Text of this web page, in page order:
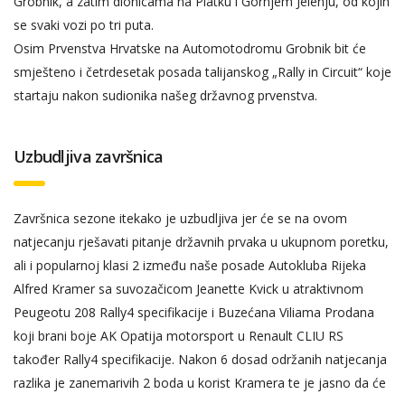
se svaki vozi po tri puta.
Osim Prvenstva Hrvatske na Automotodromu Grobnik bit će
smješteno i četrdesetak posada talijanskog „Rally in Circuit“ koje
startaju nakon sudionika našeg državnog prvenstva.
Uzbudljiva završnica
Završnica sezone itekako je uzbudljiva jer će se na ovom
natjecanju rješavati pitanje državnih prvaka u ukupnom poretku,
ali i popularnoj klasi 2 između naše posade Autokluba Rijeka
Alfred Kramer sa suvozačicom Jeanette Kvick u atraktivnom
Peugeotu 208 Rally4 specifikacije i Buzećana Viliama Prodana
koji brani boje AK Opatija motorsport u Renault CLIU RS
također Rally4 specifikacije. Nakon 6 dosad održanih natjecanja
razlika je zanemarivih 2 boda u korist Kramera te je jasno da će